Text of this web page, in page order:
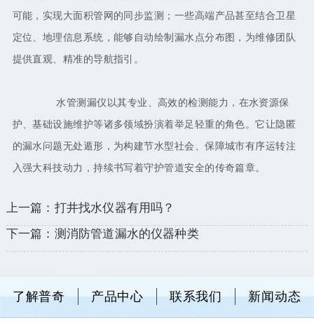
可能，实现大面积管网的同步监测；一些高端产品甚至结合卫星
定位、地理信息系统，能够自动绘制漏水点分布图，为维修团队
提供直观、精准的导航指引。
水管测漏仪以其专业、高效的检测能力，在水资源保
护、基础设施维护等诸多领域扮演着举足轻重的角色。它让隐匿
的漏水问题无处遁形，为构建节水型社会、保障城市有序运转注
入强大科技动力，持续书写着守护管道安全的传奇篇章。
上一篇：打井找水仪器有用吗？
下一篇：测消防管道漏水的仪器种类
了解普奇 产品中心 联系我们 新闻动态